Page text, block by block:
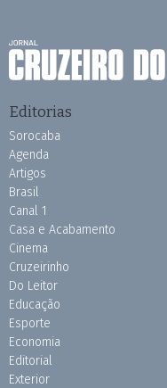
Editorias
Sorocaba
Agenda
Artigos
Brasil
Canal 1
Casa e Acabamento
Cinema
Cruzeirinho
Do Leitor
Educação
Esporte
Economia
Editorial
Exterior